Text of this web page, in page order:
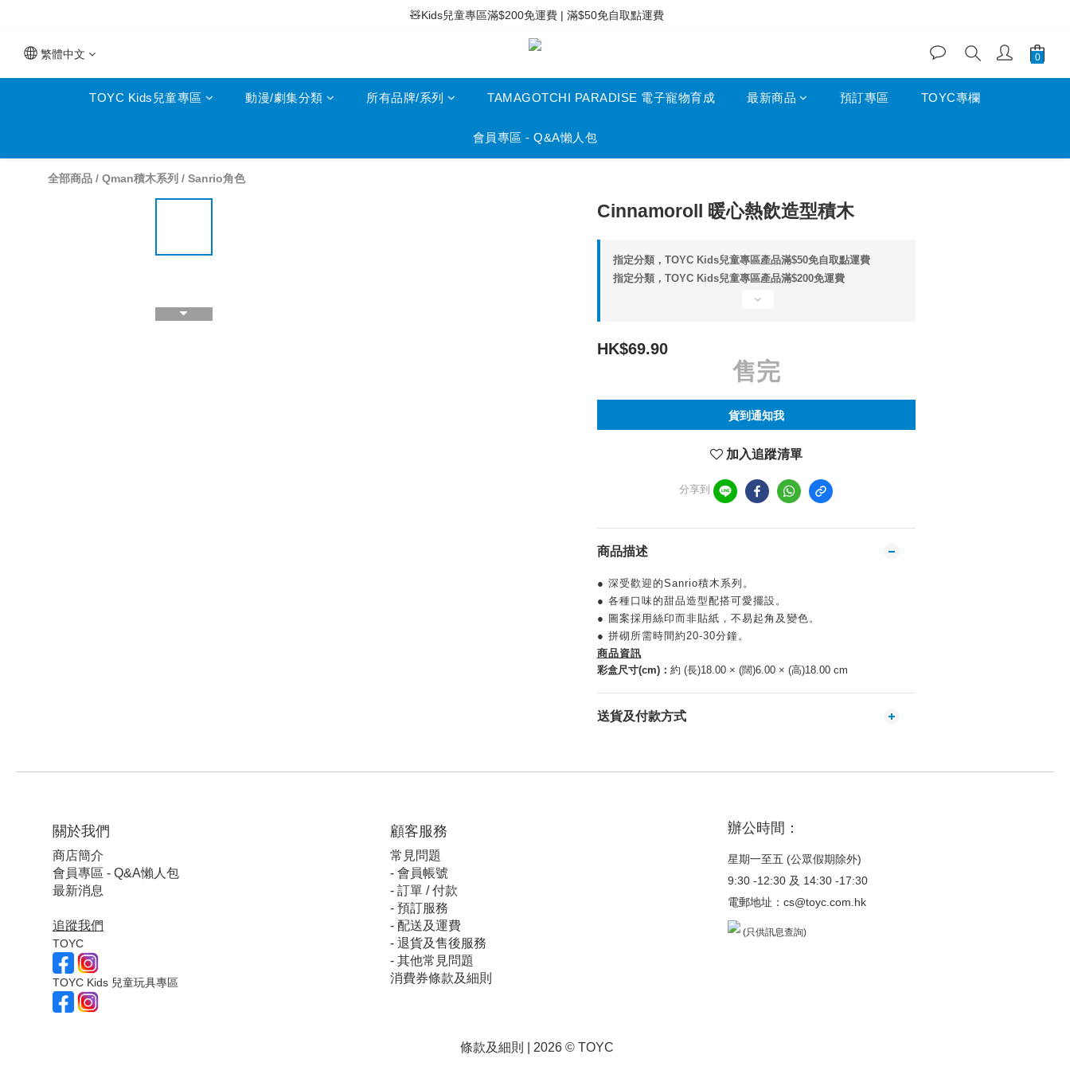
⚡滿$400免運費 | 滿$200免Easy Trade自取點運費
🧸Kids兒童專區滿$200免運費 | 滿$50免自取點運費
⚡滿$400免運費 | 滿$200免Easy Trade自取點運費
繁體中文
TOYC Kids兒童專區 動漫/劇集分類 所有品牌/系列 TAMAGOTCHI PARADISE 電子寵物育成 最新商品 預訂專區 TOYC專欄
會員專區 - Q&A懶人包
全部商品 / Qman積木系列 / Sanrio角色
Cinnamoroll 暖心熱飲造型積木
指定分類，TOYC Kids兒童專區產品滿$50免自取點運費
指定分類，TOYC Kids兒童專區產品滿$200免運費
HK$69.90
售完
貨到通知我
加入追蹤清單
分享到
商品描述
● 深受歡迎的Sanrio積木系列。
● 各種口味的甜品造型配搭可愛擺設。
● 圖案採用絲印而非貼紙，不易起角及變色。
● 拼砌所需時間約20-30分鐘。
商品資訊
彩盒尺寸(cm)： 約 (長)18.00 × (闊)6.00 × (高)18.00 cm
送貨及付款方式
關於我們
商店簡介
會員專區 - Q&A懶人包
最新消息
追蹤我們
TOYC
TOYC Kids 兒童玩具專區
顧客服務
常見問題
- 會員帳號
- 訂單 / 付款
- 預訂服務
- 配送及運費
- 退貨及售後服務
- 其他常見問題
消費券條款及細則
辦公時間：
星期一至五 (公眾假期除外)
9:30 -12:30 及 14:30 -17:30
電郵地址： cs@toyc.com.hk
(只供訊息查詢)
條款及細則 | 2026 © TOYC